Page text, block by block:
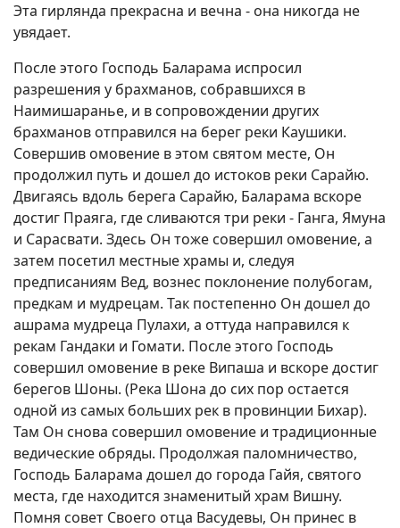
Эта гирлянда прекрасна и вечна - она никогда не
увядает.
После этого Господь Баларама испросил
разрешения у брахманов, собравшихся в
Наимишаранье, и в сопровождении других
брахманов отправился на берег реки Каушики.
Совершив омовение в этом святом месте, Он
продолжил путь и дошел до истоков реки Сарайю.
Двигаясь вдоль берега Сарайю, Баларама вскоре
достиг Праяга, где сливаются три реки - Ганга, Ямуна
и Сарасвати. Здесь Он тоже совершил омовение, а
затем посетил местные храмы и, следуя
предписаниям Вед, вознес поклонение полубогам,
предкам и мудрецам. Так постепенно Он дошел до
ашрама мудреца Пулахи, а оттуда направился к
рекам Гандаки и Гомати. После этого Господь
совершил омовение в реке Випаша и вскоре достиг
берегов Шоны. (Река Шона до сих пор остается
одной из самых больших рек в провинции Бихар).
Там Он снова совершил омовение и традиционные
ведические обряды. Продолжая паломничество,
Господь Баларама дошел до города Гайя, святого
места, где находится знаменитый храм Вишну.
Помня совет Своего отца Васудевы, Он принес в